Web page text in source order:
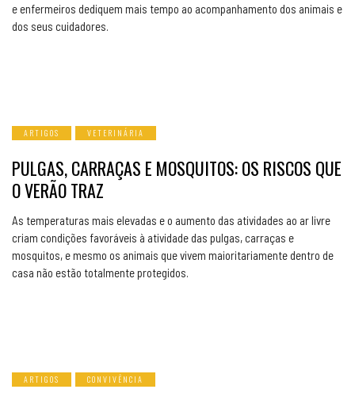
e enfermeiros dediquem mais tempo ao acompanhamento dos animais e
dos seus cuidadores.
ARTIGOS VETERINÁRIA
PULGAS, CARRAÇAS E MOSQUITOS: OS RISCOS QUE
O VERÃO TRAZ
As temperaturas mais elevadas e o aumento das atividades ao ar livre
criam condições favoráveis à atividade das pulgas, carraças e
mosquitos, e mesmo os animais que vivem maioritariamente dentro de
casa não estão totalmente protegidos.
ARTIGOS CONVIVÊNCIA